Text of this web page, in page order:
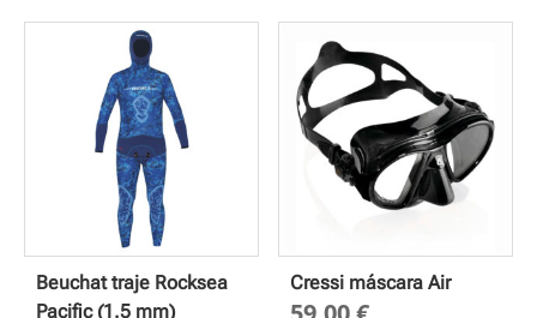
Beuchat traje Rocksea
Pacific (1.5 mm)
Cressi máscara Air